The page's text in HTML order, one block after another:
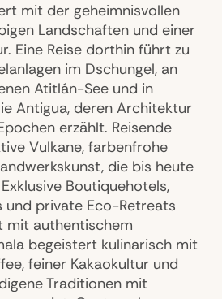
mit der geheimnisvollen
Landschaften und einer
Eine Reise dorthin führt zu
im Dschungel, an
Atitlán-See und in
Antigua, deren Architektur
erzählt. Reisende
Vulkane, farbenfrohe
die bis heute
Boutiquehotels,
und private Eco-Retreats
mit authentischem
begeistert kulinarisch mit
feiner Kakaokultur und
Traditionen mit